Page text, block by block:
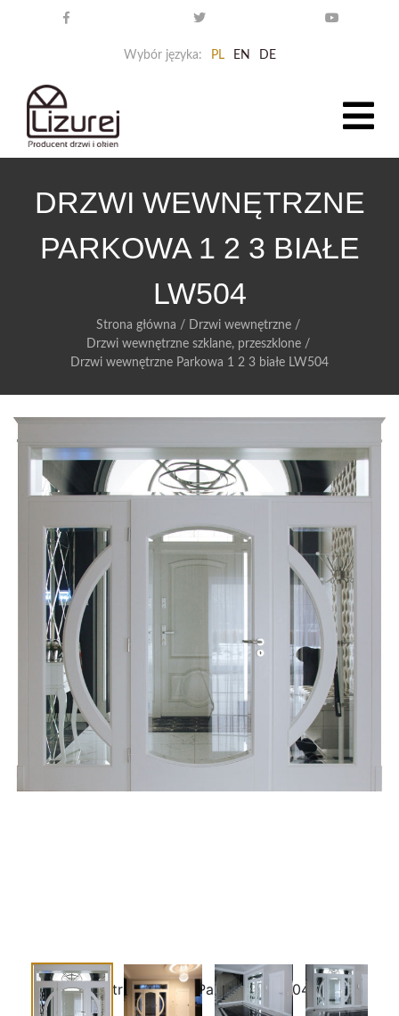
Wybór języka: PL EN DE
DRZWI WEWNĘTRZNE
PARKOWA 1 2 3 BIAŁE
LW504
Strona główna / Drzwi wewnętrzne/
Drzwi wewnętrzne szklane, przeszklone/
Drzwi wewnętrzne Parkowa 1 2 3 białe LW504